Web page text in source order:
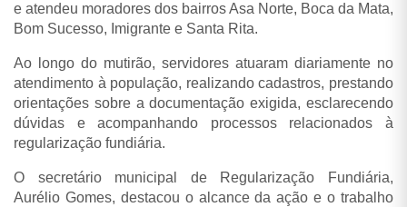
e atendeu moradores dos bairros Asa Norte, Boca da Mata,
Bom Sucesso, Imigrante e Santa Rita.
Ao longo do mutirão, servidores atuaram diariamente no
atendimento à população, realizando cadastros, prestando
orientações sobre a documentação exigida, esclarecendo
dúvidas e acompanhando processos relacionados à
regularização fundiária.
O secretário municipal de Regularização Fundiária,
Aurélio Gomes, destacou o alcance da ação e o trabalho